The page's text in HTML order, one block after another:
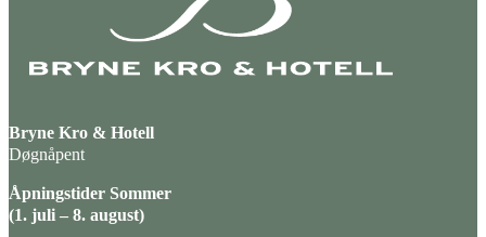
Bryne Kro & Hotell
Døgnåpent
Åpningstider Sommer
(1. juli – 8. august)